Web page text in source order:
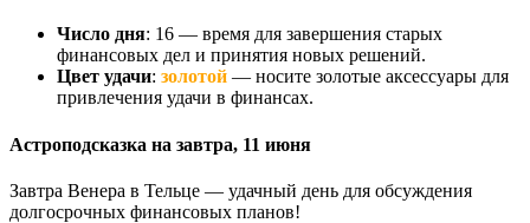
Число дня: 16 — время для завершения старых
финансовых дел и принятия новых решений.
Цвет удачи: золотой — носите золотые аксессуары для
привлечения удачи в финансах.
Астроподсказка на завтра, 11 июня
Завтра Венера в Тельце — удачный день для обсуждения
долгосрочных финансовых планов!